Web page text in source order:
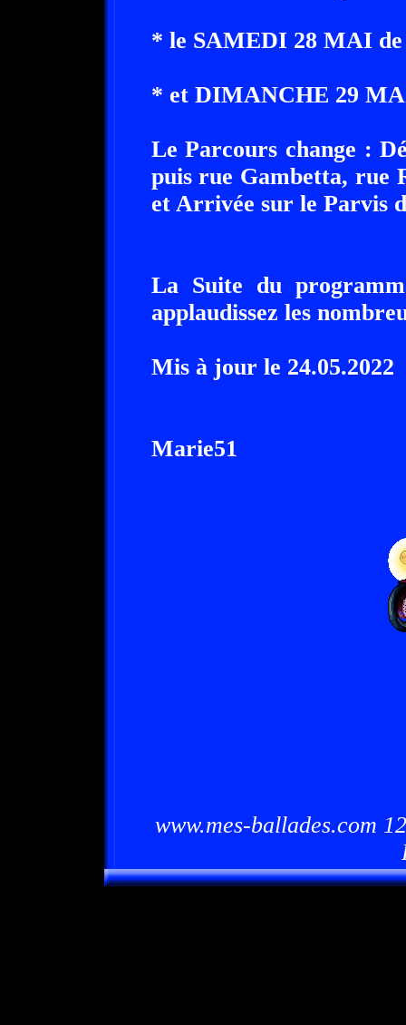
* le SAMEDI 28 MAI de
* et DIMANCHE 29
Le Parcours change :
puis rue Gambetta, rue
et Arrivée sur le Parvis
La Suite du
applaudissez les
Mis à jour le 24.05.2022
Marie51
www.mes-ballades.com